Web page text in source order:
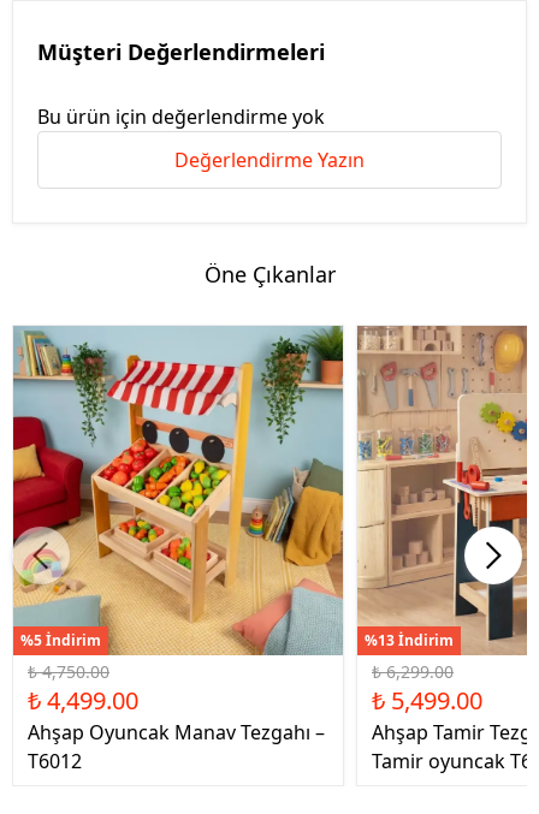
Müşteri Değerlendirmeleri
Bu ürün için değerlendirme yok
Değerlendirme Yazın
Öne Çıkanlar
%5 İndirim
₺ 4,750.00
₺ 4,499.00
Ahşap Oyuncak Manav Tezgahı –
T6012
%13 İndirim
₺ 6,299.00
₺ 5,499.00
Ahşap Tamir
Tamir oyuncak